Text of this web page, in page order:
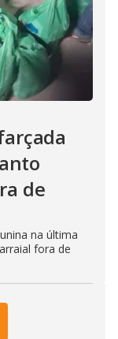
de
na última
fora de